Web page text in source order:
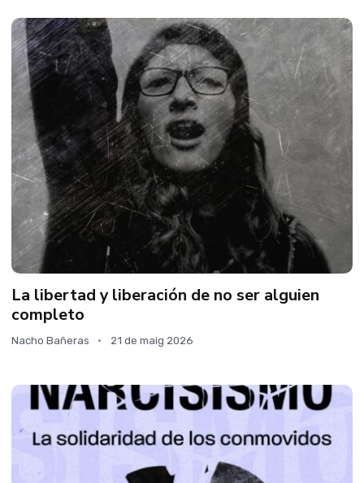
La libertad y liberación de no ser alguien
completo
Nacho Bañeras 21 de maig 2026